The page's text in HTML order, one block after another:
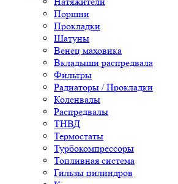
Поршни
Прокладки
Шатуны
Венец маховика
Вкладыши распредвала
Фильтры
Радиаторы / Прокладки
Коленвалы
Распредвалы
ТНВД
Термостаты
Турбокомпрессоры
Топливная система
Гильзы цилиндров